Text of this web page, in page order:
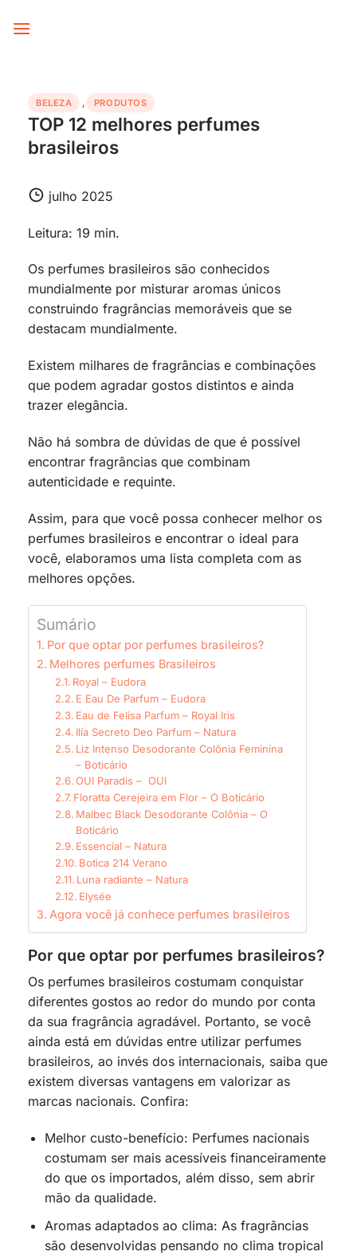
BELEZA , PRODUTOS
TOP 12 melhores perfumes
brasileiros
julho 2025
Leitura: 19 min.
Os perfumes brasileiros são conhecidos
mundialmente por misturar aromas únicos
construindo fragrâncias memoráveis que se
destacam mundialmente.
Existem milhares de fragrâncias e combinações
que podem agradar gostos distintos e ainda
trazer elegância.
Não há sombra de dúvidas de que é possível
encontrar fragrâncias que combinam
autenticidade e requinte.
Assim, para que você possa conhecer melhor os
perfumes brasileiros e encontrar o ideal para
você, elaboramos uma lista completa com as
melhores opções.
Sumário
Por que optar por perfumes brasileiros?
Melhores perfumes Brasileiros
Royal – Eudora
E Eau De Parfum – Eudora
Eau de Felisa Parfum – Royal Iris
Ilía Secreto Deo Parfum – Natura
Liz Intenso Desodorante Colônia Feminina
– Boticário
OUI Paradis – OUI
Floratta Cerejeira em Flor – O Boticário
Malbec Black Desodorante Colônia – O
Boticário
Essencial – Natura
Botica 214 Verano
Luna radiante – Natura
Elysée
Agora você já conhece perfumes brasileiros
Por que optar por perfumes brasileiros?
Os perfumes brasileiros costumam conquistar
diferentes gostos ao redor do mundo por conta
da sua fragrância agradável. Portanto, se você
ainda está em dúvidas entre utilizar perfumes
brasileiros, ao invés dos internacionais, saiba que
existem diversas vantagens em valorizar as
marcas nacionais. Confira:
Melhor custo-benefício: Perfumes nacionais
costumam ser mais acessíveis financeiramente
do que os importados, além disso, sem abrir
mão da qualidade.
Aromas adaptados ao clima: As fragrâncias
são desenvolvidas pensando no clima tropical